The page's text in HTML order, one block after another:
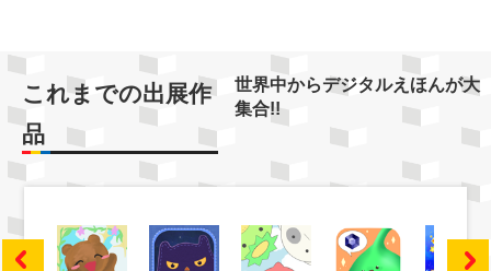
これまでの出展作
品
世界中からデジタルえほんが大
集合!!